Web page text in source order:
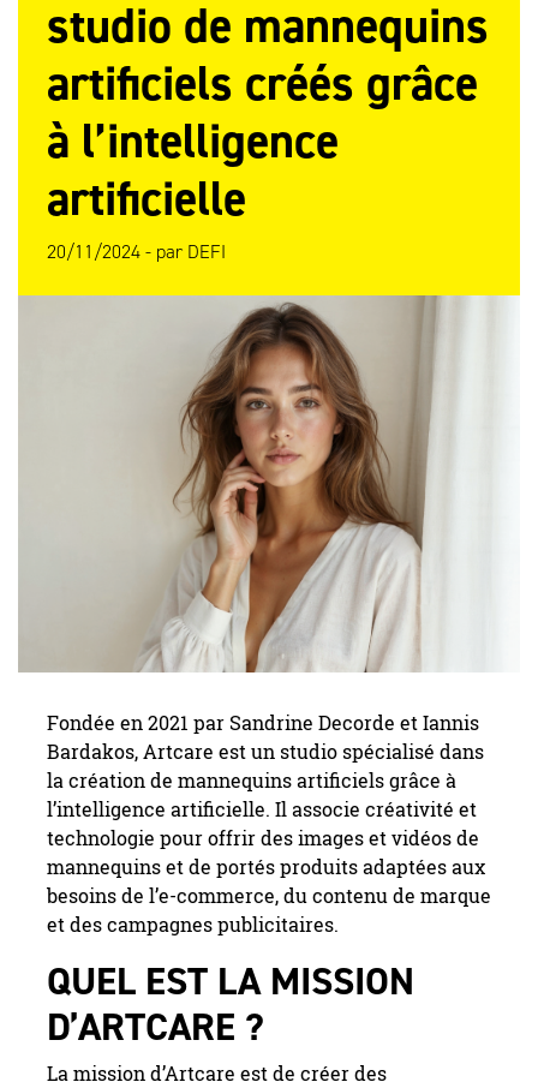
studio de mannequins
artificiels créés grâce
à l’intelligence
artificielle
20/11/2024 - par DEFI
Fondée en 2021 par Sandrine Decorde et Iannis
Bardakos, Artcare est un studio spécialisé dans
la création de mannequins artificiels grâce à
l’intelligence artificielle. Il associe créativité et
technologie pour offrir des images et vidéos de
mannequins et de portés produits adaptées aux
besoins de l’e-commerce, du contenu de marque
et des campagnes publicitaires.
QUEL EST LA MISSION
D’ARTCARE ?
La mission d’Artcare est de créer des